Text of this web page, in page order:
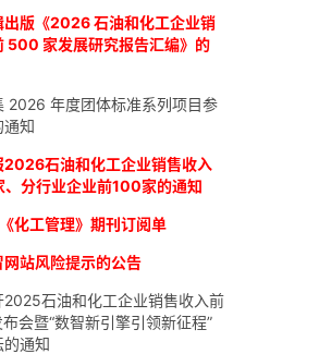
出版《2026 石油和化工企业销
500 家发展研究报告汇编》的
2026 年度团体标准系列项目参
通知
2026石油和化工企业销售收入
分行业企业前100家的通知
化工管理》期刊订阅单
网站风险提示的公告
2025石油和化工企业销售收入前
会暨“数智新引擎引领新征程”
通知